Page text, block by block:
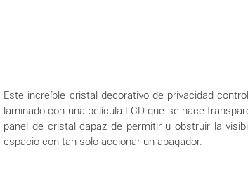
Este increíble cristal decorativo de privacidad
laminado con una película LCD que se hace
panel de cristal capaz de permitir u obstruir la
espacio con tan solo accionar un apagador.